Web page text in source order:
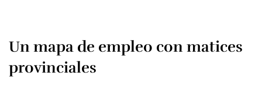
Un mapa de empleo con matices
provinciales